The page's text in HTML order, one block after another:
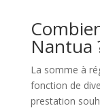
Nantua
La somme à
fonction de
prestation